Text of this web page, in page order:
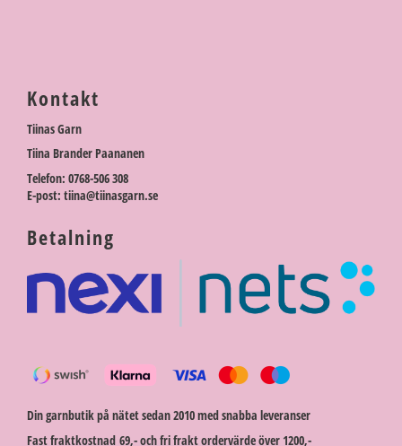
Kontakt
Tiinas Garn
Tiina Brander Paananen
Telefon: 0768-506 308
E-post: tiina@tiinasgarn.se
Betalning
Din garnbutik på nätet sedan 2010 med snabba leveranser
Fast fraktkostnad 69,- och fri frakt ordervärde över 1200,-